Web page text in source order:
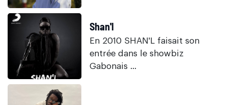
Shan'l
En 2010 SHAN'L faisait son
entrée dans le showbiz
Gabonais ...